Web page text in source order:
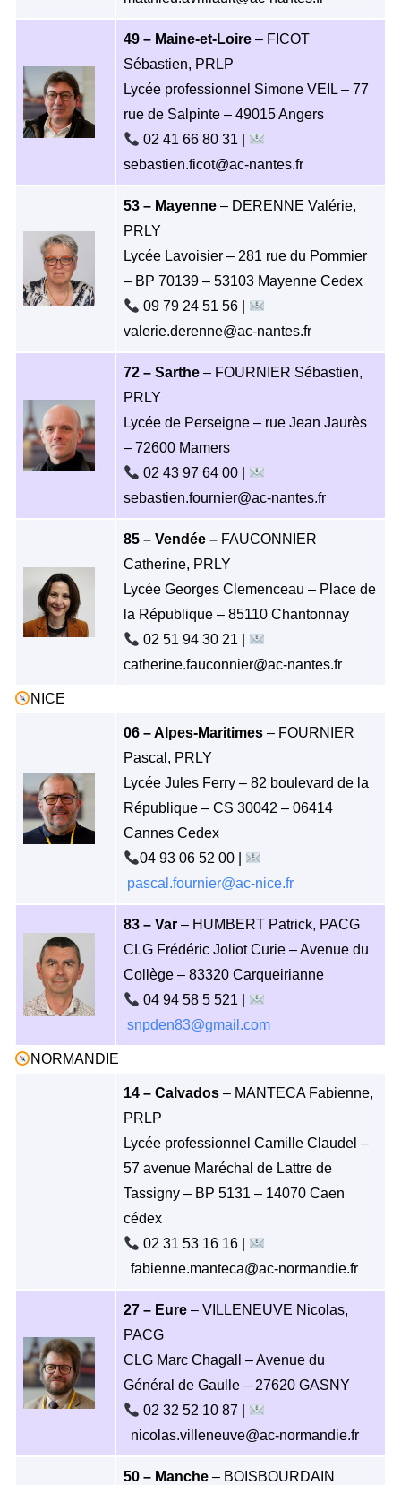
49 – Maine-et-Loire – FICOT
Sébastien, PRLP
Lycée professionnel Simone VEIL – 77
rue de Salpinte – 49015 Angers
02 41 66 80 31 |
sebastien.ficot@ac-nantes.fr
53 – Mayenne – DERENNE Valérie,
PRLY
Lycée Lavoisier – 281 rue du Pommier
– BP 70139 – 53103 Mayenne Cedex
09 79 24 51 56 |
valerie.derenne@ac-nantes.fr
72 – Sarthe – FOURNIER Sébastien,
PRLY
Lycée de Perseigne – rue Jean Jaurès
– 72600 Mamers
02 43 97 64 00 |
sebastien.fournier@ac-nantes.fr
85 – Vendée – FAUCONNIER
Catherine, PRLY
Lycée Georges Clemenceau – Place de
la République – 85110 Chantonnay
02 51 94 30 21 |
catherine.fauconnier@ac-nantes.fr
NICE
06 – Alpes-Maritimes – FOURNIER
Pascal, PRLY
Lycée Jules Ferry – 82 boulevard de la
République – CS 30042 – 06414
Cannes Cedex
04 93 06 52 00 |
pascal.fournier@ac-nice.fr
83 – Var – HUMBERT Patrick, PACG
CLG Frédéric Joliot Curie – Avenue du
Collège – 83320 Carqueirianne
04 94 58 5 521 |
snpden83@gmail.com
NORMANDIE
14 – Calvados – MANTECA Fabienne,
PRLP
Lycée professionnel Camille Claudel –
57 avenue Maréchal de Lattre de
Tassigny – BP 5131 – 14070 Caen
cédex
02 31 53 16 16 |
fabienne.manteca@ac-normandie.fr
27 – Eure – VILLENEUVE Nicolas,
PACG
CLG Marc Chagall – Avenue du
Général de Gaulle – 27620 GASNY
02 32 52 10 87 |
nicolas.villeneuve@ac-normandie.fr
50 – Manche – BOISBOURDAIN